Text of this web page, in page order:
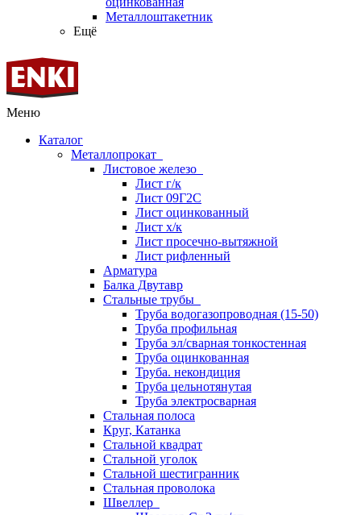
Металлоштакетник
Ещё
Меню
Каталог
Металлопрокат
Листовое железо
Лист г/к
Лист 09Г2С
Лист оцинкованный
Лист х/к
Лист просечно-вытяжной
Лист рифленный
Арматура
Балка Двутавр
Стальные трубы
Труба водогазопроводная (15-50)
Труба профильная
Труба эл/сварная тонкостенная
Труба оцинкованная
Труба. некондиция
Труба цельнотянутая
Труба электросварная
Стальная полоса
Круг, Катанка
Стальной квадрат
Стальной уголок
Стальной шестигранник
Стальная проволока
Швеллер